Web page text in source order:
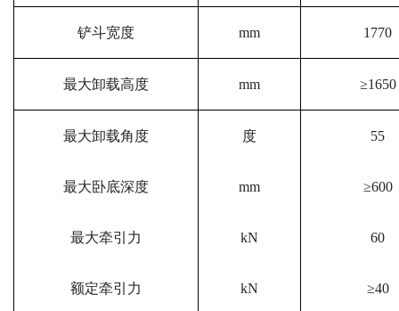
铲斗宽度 mm 1770
最大卸载高度 mm ≥1650
最大卸载角度 度 55
最大卧底深度 mm ≥600
最大牵引力 kN 60
额定牵引力 kN ≥40